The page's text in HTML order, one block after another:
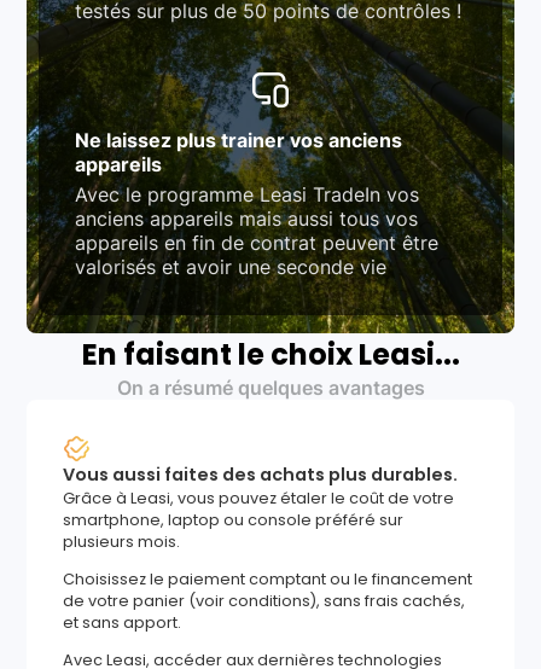
testés sur plus de 50 points de contrôles !
Ne laissez plus trainer vos anciens
appareils
Avec le programme Leasi TradeIn vos
anciens appareils mais aussi tous vos
appareils en fin de contrat peuvent être
valorisés et avoir une seconde vie
En faisant le choix Leasi...
On a résumé quelques avantages
Vous aussi faites des achats plus durables.
Grâce à Leasi, vous pouvez étaler le coût de votre
smartphone, laptop ou console préféré sur
plusieurs mois.
Choisissez le paiement comptant ou le financement
de votre panier (voir conditions), sans frais cachés,
et sans apport.
Avec Leasi, accéder aux dernières technologies